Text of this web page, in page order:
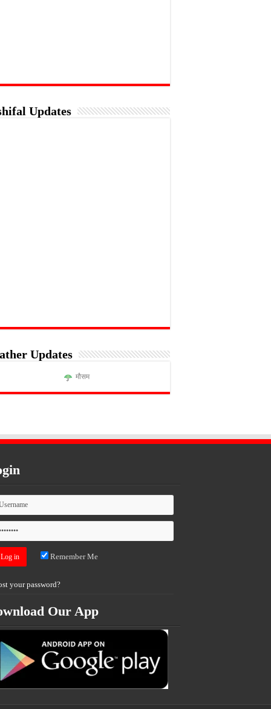
Updates
Updates
मौसम
Remember Me
your password?
Our App